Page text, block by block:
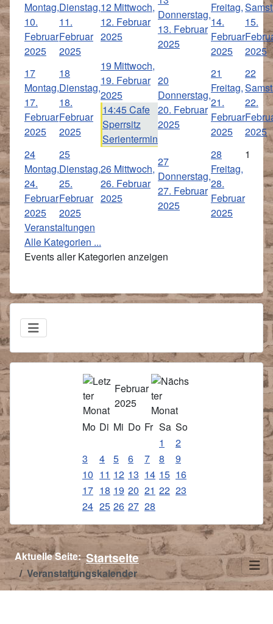
Februar
2025
Mo Di Mi Do Fr Sa So
1
2
3
4 5 6 7 8
9
10 11 12 13 14 15 16
17 18 19 20 21 22 23
24 25 26 27 28
Montag,
10.
Februar
2025
Dienstag,
11.
Februar
2025
12 Mittwoch,
12. Februar
2025
Donnerstag,
13. Februar
2025
Freitag,
14.
Februar
2025
15.
2025
17
Montag,
17.
Februar
2025
18
Dienstag,
18.
Februar
2025
19 Mittwoch,
19. Februar
2025
14:45 Cafe
Sperrsitz
Serientermin
20
Donnerstag,
20. Februar
2025
21
Freitag,
21.
Februar
2025
22
22.
2025
24
Montag,
24.
Februar
2025
25
Dienstag,
25.
Februar
2025
26 Mittwoch,
26. Februar
2025
27
Donnerstag,
27. Februar
2025
28
Freitag,
28.
Februar
2025
1
Veranstaltungen
Alle Kategorien ...
Events aller Kategorien anzeigen
Aktuelle Seite:Startseite
Veranstaltungskalender